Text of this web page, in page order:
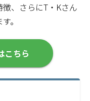
、さらにT・Kさん
。
こちら